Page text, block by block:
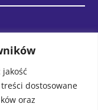
dostosowane
oraz